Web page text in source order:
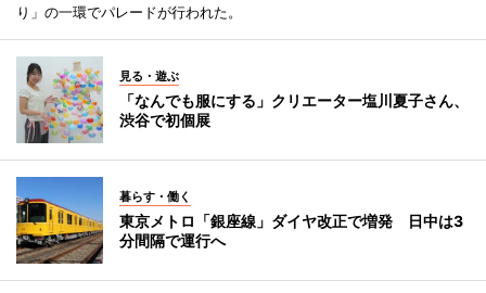
り」の一環でパレードが行われた。
見る・遊ぶ
「なんでも服にする」クリエーター塩川夏子さん、
渋谷で初個展
暮らす・働く
東京メトロ「銀座線」ダイヤ改正で増発 日中は3
分間隔で運行へ